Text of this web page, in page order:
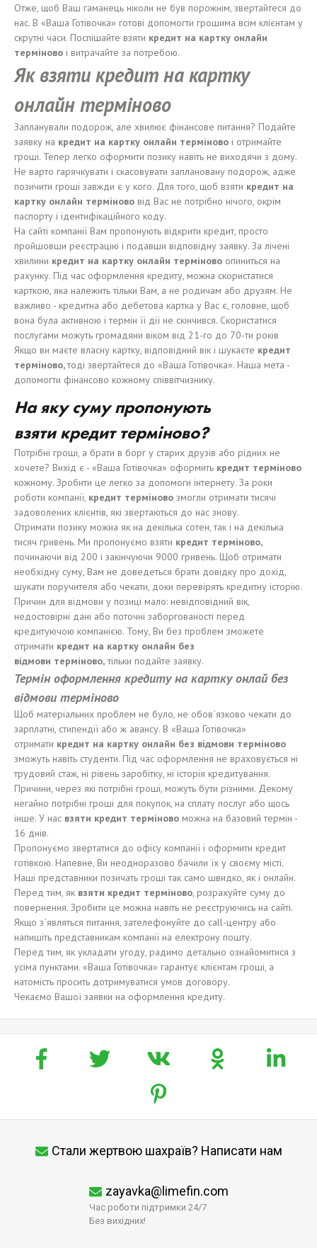
Отже, щоб Ваш гаманець ніколи не був порожнім, звертайтеся до
нас. В «Ваша Готівочка» готові допомогти грошима всім клієнтам у
скрутні часи. Поспішайте взяти кредит на картку онлайн
терміново і витрачайте за потребою.
Яквзятикредит на картку
онлайнтерміново
Запланували подорож, але хвилює фінансове питання? Подайте
заявку на кредит на картку онлайн терміново і отримайте
гроші. Тепер легко оформити позику навіть не виходячи з дому.
Не варто гарячкувати і скасовувати заплановану подорож, адже
позичити гроші завжди є у кого. Для того, щоб взяти кредит на
картку онлайн терміново від Вас не потрібно нічого, окрім
паспорту і ідентифікаційного коду.
На сайті компанії Вам пропонують відкрити кредит, просто
пройшовши реєстрацію і подавши відповідну заявку. За лічені
хвилини кредит на картку онлайн терміново опиниться на
рахунку. Під час оформлення кредиту, можна скористатися
карткою, яка належить тільки Вам, а не родичам або друзям. Не
важливо - кредитна або дебетова картка у Вас є, головне, щоб
вона була активною і термін її дії не скінчився. Скористатися
послугами можуть громадяни віком від 21-го до 70-ти років
Якщо ви маєте власну картку, відповідний вік і шукаєте кредит
терміново,тоді звертайтеся до «Ваша Готівочка». Наша мета -
допомогти фінансово кожному співвітчизнику.
На яку суму пропонують
взятикредиттерміново?
Потрібні гроші, а брати в борг у старих друзів або рідних не
хочете? Вихід є - «Ваша Готівочка» оформить кредит терміново
кожному. Зробити це легко за допомоги інтернету. За роки
роботи компанії, кредит терміново змогли отримати тисячі
задоволених клієнтів, які звертаються до нас знову.
Отримати позику можна як на декілька сотен, так і на декілька
тисяч гривень. Ми пропонуємо взяти кредит терміново,
починаючи від 200 і закінчуючи 9000 гривень. Щоб отримати
необхідну суму, Вам не доведеться брати довідку про дохід,
шукати поручителя або чекати, доки перевірять кредитну історію.
Причин для відмови у позиці мало: невідповідний вік,
недостовірні дані або поточні заборгованості перед
кредитуючою компанією. Тому, Ви без проблем зможете
отримати кредит на картку онлайн без
відмови терміново,тільки подайте заявку.
Термін оформлення кредиту на картку онлай без
відмови терміново
Щоб матеріальних проблем не було, не обов`язково чекати до
зарплатні, стипендії або ж авансу. В «Ваша Готівочка»
отримати кредит на картку онлайн без відмови терміново
зможуть навіть студенти. Під час оформлення не враховується ні
трудовий стаж, ні рівень заробітку, ні історія кредитування.
Причини, через які потрібні гроші, можуть бути різними. Декому
негайно потрібні гроші для покупок, на сплату послуг або щось
інше. У нас взяти кредит терміново можна на базовий термін -
16 днів.
Пропонуємо звертатися до офісу компанії і оформити кредит
готівкою. Напевне, Ви неодноразово бачили їх у своєму місті.
Наші представники позичать гроші так само швидко, як і онлайн.
Перед тим, як взяти кредит терміново, розрахуйте суму до
повернення. Зробити це можна навіть не реєструючись на сайті.
Якщо з`являться питання, зателефонуйте до call-центру або
напишіть представникам компанії на електрону пошту.
Перед тим, як укладати угоду, радимо детально ознайомитися з
усіма пунктами. «Ваша Готівочка» гарантує клієнтам гроші, а
натомість просить дотримуватися умов договору.
Чекаємо Вашої заявки на оформлення кредиту.
Стали жертвою шахраїв? Написати нам
zayavka@limefin.com
Час роботи підтримки 24/7
Без вихідних!